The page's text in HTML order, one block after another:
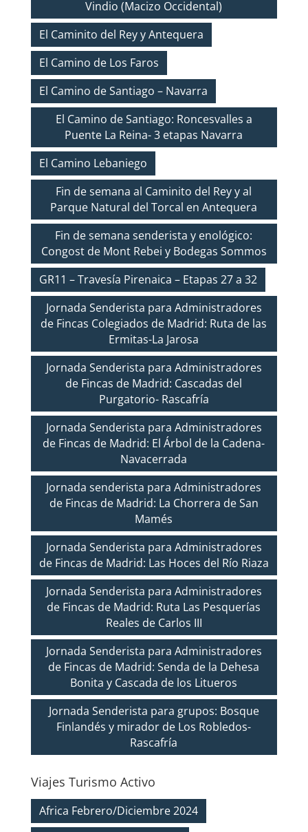
Vindio (Macizo Occidental)
El Caminito del Rey y Antequera
El Camino de Los Faros
El Camino de Santiago – Navarra
El Camino de Santiago: Roncesvalles a
Puente La Reina- 3 etapas Navarra
El Camino Lebaniego
Fin de semana al Caminito del Rey y al
Parque Natural del Torcal en Antequera
Fin de semana senderista y enológico:
Congost de Mont Rebei y Bodegas Sommos
GR11 – Travesía Pirenaica – Etapas 27 a 32
Jornada Senderista para Administradores
de Fincas Colegiados de Madrid: Ruta de las
Ermitas-La Jarosa
Jornada Senderista para Administradores
de Fincas de Madrid: Cascadas del
Purgatorio- Rascafría
Jornada Senderista para Administradores
de Fincas de Madrid: El Árbol de la Cadena-
Navacerrada
Jornada senderista para Administradores
de Fincas de Madrid: La Chorrera de San
Mamés
Jornada Senderista para Administradores
de Fincas de Madrid: Las Hoces del Río Riaza
Jornada Senderista para Administradores
de Fincas de Madrid: Ruta Las Pesquerías
Reales de Carlos III
Jornada Senderista para Administradores
de Fincas de Madrid: Senda de la Dehesa
Bonita y Cascada de los Litueros
Jornada Senderista para grupos: Bosque
Finlandés y mirador de Los Robledos-
Rascafría
Viajes Turismo Activo
Africa Febrero/Diciembre 2024